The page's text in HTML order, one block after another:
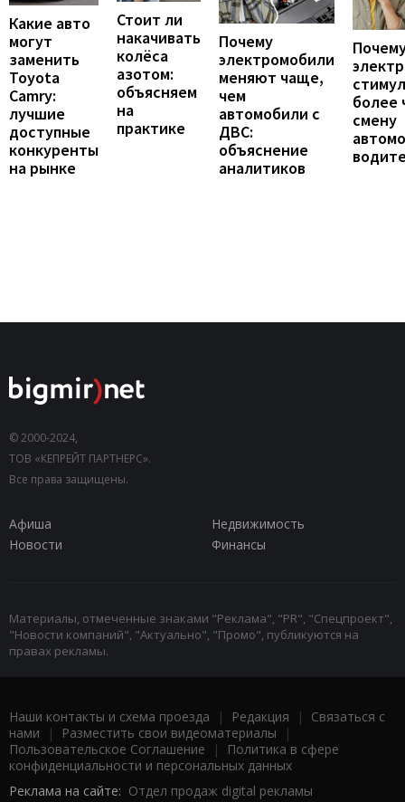
Какие авто
могут
заменить
Toyota
Camry:
лучшие
доступные
конкуренты
на рынке
Стоит ли
накачивать
колёса
азотом:
объясняем
на
практике
Почему
электромобили
меняют чаще,
чем
автомобили с
ДВС:
объяснение
аналитиков
более
смену
© 2000-2024,
ТОВ «КЕПРЕЙТ ПАРТНЕРС».
Все права защищены.
Афиша
Недвижимость
Новости
Финансы
Материалы, отмеченные знаками "Реклама", "PR", "Спецпроект",
"Новости компаний", "Актуально", "Промо", публикуются на
правах рекламы.
Наши контакты и схема проезда | Редакция | Связаться с
нами | Разместить свои видеоматериалы |
Пользовательское Соглашение |
Политика в сфере
конфиденциальности и персональных данных
Реклама на сайте: Отдел продаж digital рекламы